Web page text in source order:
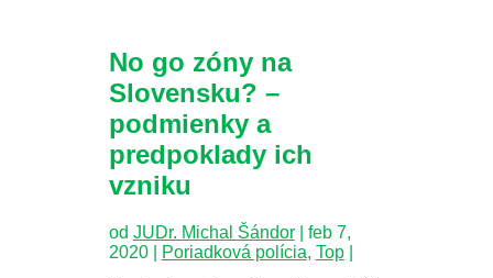
No go zóny na
Slovensku? –
podmienky a
predpoklady ich
vzniku
od JUDr. Michal Šándor| feb 7,
2020| Poriadková polícia, Top|